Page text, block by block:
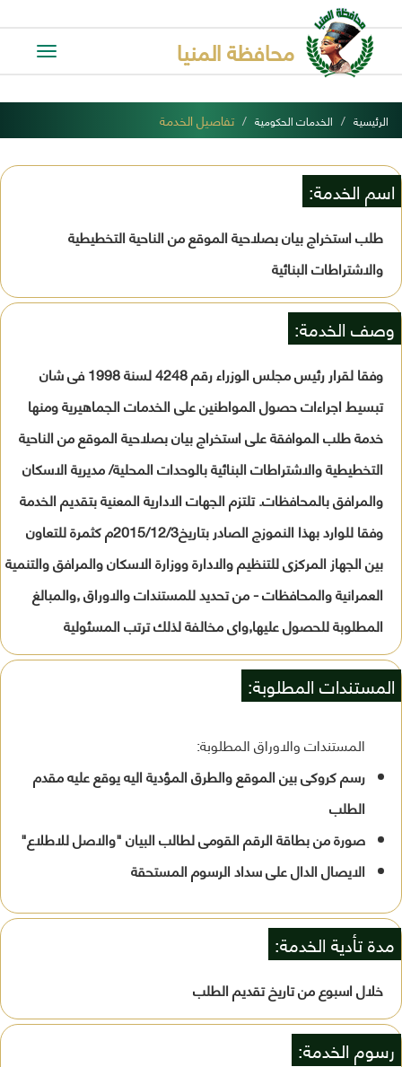
Toggle
محافظة المنيا
الرئيسية الخدمات الحكومية تفاصيل الخدمة
اسم الخدمة:
طلب استخراج بيان بصلاحية الموقع من الناحية التخطيطية
والاشتراطات البنائية
وصف الخدمة:
وفقا لقرار رئيس مجلس الوزراء رقم 4248 لسنة 1998 فى شان
تبسيط اجراءات حصول المواطنين على الخدمات الجماهيرية ومنها
خدمة طلب الموافقة على استخراج بيان بصلاحية الموقع من الناحية
التخطيطية والاشتراطات البنائية بالوحدات المحلية/ مديرية الاسكان
والمرافق بالمحافظات. تلتزم الجهات الادارية المعنية بتقديم الخدمة
وفقا للوارد بهذا النموزج الصادر بتاريخ2015/12/3م كثمرة للتعاون
بين الجهاز المركزى للتنظيم والادارة ووزارة الاسكان والمرافق والتنمية
العمرانية والمحافظات - من تحديد للمستندات والاوراق ,والمبالغ
المطلوبة للحصول عليها,واى مخالفة لذلك ترتب المسئولية
المستندات المطلوبة:
المستندات والاوراق المطلوبة:
رسم كروكى بين الموقع والطرق المؤدية اليه يوقع عليه مقدم
الطلب
صورة من بطاقة الرقم القومى لطالب البيان "والاصل للاطلاع"
الايصال الدال على سداد الرسوم المستحقة
مدة تأدية الخدمة:
خلال اسبوع من تاريخ تقديم الطلب
رسوم الخدمة: